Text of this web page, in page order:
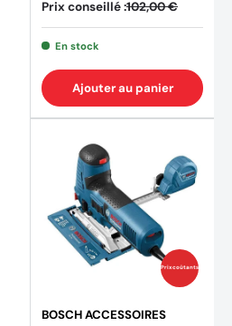
Prix conseillé :102,00 €
En stock
Ajouter au panier
Prix coûtants
BOSCH ACCESSOIRES